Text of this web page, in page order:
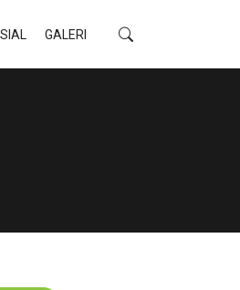
GALERI